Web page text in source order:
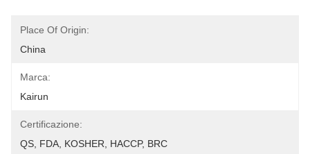
Place Of Origin:
China
Marca:
Kairun
Certificazione:
QS, FDA, KOSHER, HACCP, BRC